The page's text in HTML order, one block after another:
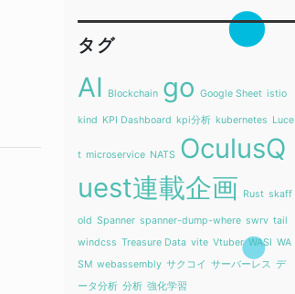
タグ
AI Blockchain go Google Sheet istio
kind KPI Dashboard kpi分析 kubernetes Luce
t microservice NATS OculusQ
uest連載企画 Rust skaff
old Spanner spanner-dump-where swrv tail
windcss Treasure Data vite Vtuber WASI WA
SM webassembly サクコイ サーバーレス デ
ータ分析 分析 強化学習